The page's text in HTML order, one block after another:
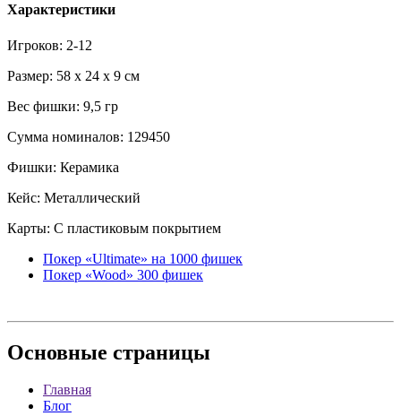
Характеристики
Игроков: 2-12
Размер: 58 x 24 x 9 см
Вес фишки: 9,5 гр
Сумма номиналов: 129450
Фишки: Керамика
Кейс: Металлический
Карты: С пластиковым покрытием
Покер «Ultimate» на 1000 фишек
Покер «Wood» 300 фишек
Основные страницы
Главная
Блог